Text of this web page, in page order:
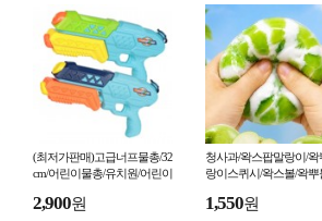
(최저가판매)고급너프물총/32
cm/어린이물총/유치원/어린이
2,900원
청사과/왁스팝말랑이/왁
랑이스퀴시/왁스볼/왁뿌
크림 말랑이
1,550원